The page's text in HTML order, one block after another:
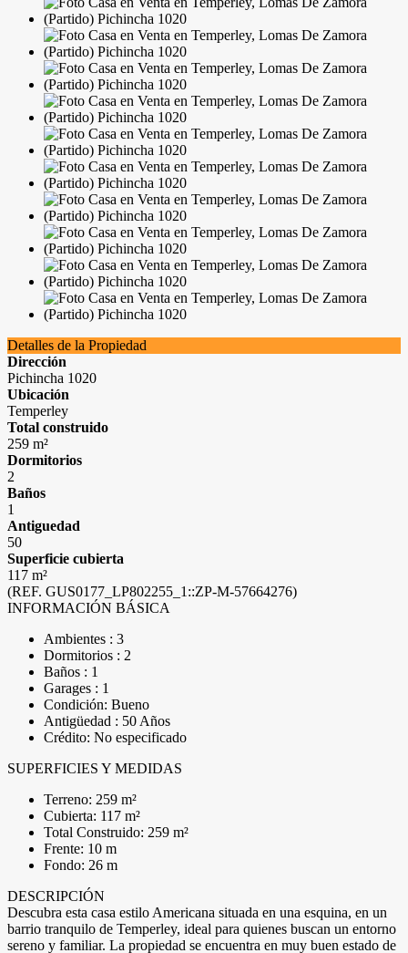
Detalles de la Propiedad
Dirección
Pichincha 1020
Ubicación
Temperley
Total construido
259 m²
Dormitorios
2
Baños
1
Antiguedad
50
Superficie cubierta
117 m²
(REF. GUS0177_LP802255_1::ZP-M-57664276)
INFORMACIÓN BÁSICA
Ambientes : 3
Dormitorios : 2
Baños : 1
Garages : 1
Condición: Bueno
Antigüedad : 50 Años
Crédito: No especificado
SUPERFICIES Y MEDIDAS
Terreno: 259 m²
Cubierta: 117 m²
Total Construido: 259 m²
Frente: 10 m
Fondo: 26 m
DESCRIPCIÓN
Descubra esta casa estilo Americana situada en una esquina, en un
barrio tranquilo de Temperley, ideal para quienes buscan un entorno
sereno y familiar. La propiedad se encuentra en muy buen estado de